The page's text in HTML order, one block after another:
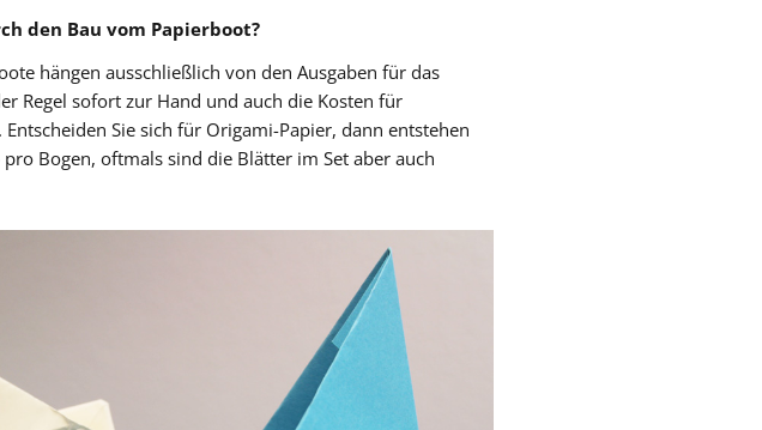
den Bau vom Papierboot?
hängen ausschließlich von den Ausgaben für das
Regel sofort zur Hand und auch die Kosten für
Sie sich für Origami-Papier, dann entstehen
Bogen, oftmals sind die Blätter im Set aber auch